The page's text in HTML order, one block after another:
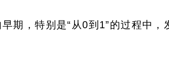
期，特别是“从0到1”的过程中